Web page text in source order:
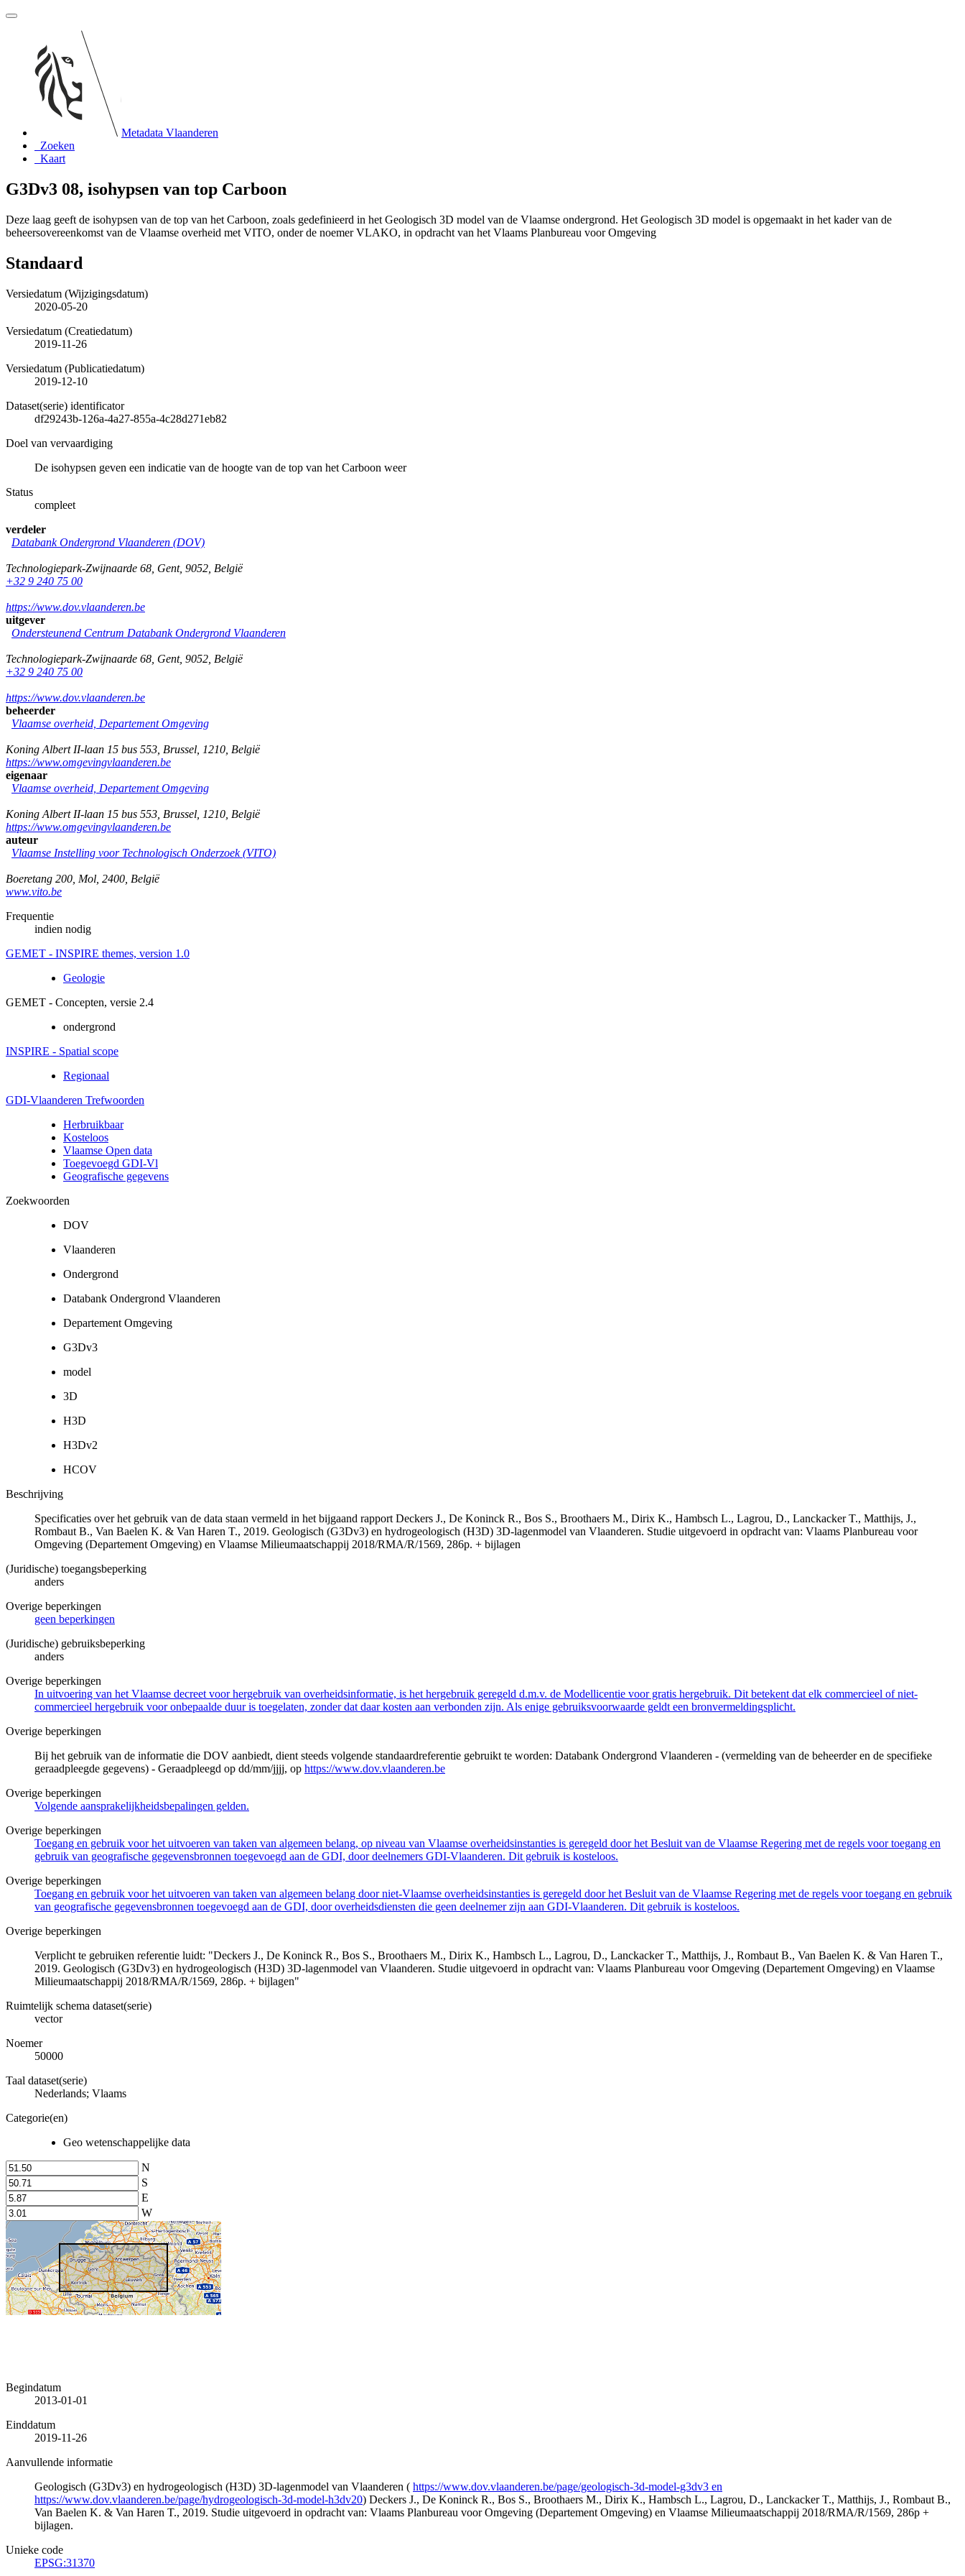
Metadata Vlaanderen
Zoeken
Kaart
G3Dv3 08, isohypsen van top Carboon
Deze laag geeft de isohypsen van de top van het Carboon, zoals gedefinieerd in het Geologisch 3D model van de Vlaamse ondergrond. Het Geologisch 3D model is opgemaakt in het kader van de
beheersovereenkomst van de Vlaamse overheid met VITO, onder de noemer VLAKO, in opdracht van het Vlaams Planbureau voor Omgeving
Standaard
Versiedatum (Wijzigingsdatum)
2020-05-20
Versiedatum (Creatiedatum)
2019-11-26
Versiedatum (Publicatiedatum)
2019-12-10
Dataset(serie) identificator
df29243b-126a-4a27-855a-4c28d271eb82
Doel van vervaardiging
De isohypsen geven een indicatie van de hoogte van de top van het Carboon weer
Status
compleet
verdeler
Databank Ondergrond Vlaanderen (DOV)
Technologiepark-Zwijnaarde 68 Gent, 9052 België
+32 9 240 75 00
https://www.dov.vlaanderen.be
uitgever
Ondersteunend Centrum Databank Ondergrond Vlaanderen
Technologiepark-Zwijnaarde 68 Gent, 9052 België
+32 9 240 75 00
https://www.dov.vlaanderen.be
beheerder
Vlaamse overheid, Departement Omgeving
Koning Albert II-laan 15 bus 553 Brussel 1210 België
https://www.omgevingvlaanderen.be
eigenaar
Vlaamse overheid, Departement Omgeving
Koning Albert II-laan 15 bus 553 Brussel 1210 België
https://www.omgevingvlaanderen.be
auteur
Vlaamse Instelling voor Technologisch Onderzoek (VITO)
Boeretang 200 Mol 2400 België
www.vito.be
Frequentie
indien nodig
GEMET - INSPIRE themes, version 1.0
Geologie
GEMET - Concepten, versie 2.4
ondergrond
INSPIRE - Spatial scope
Regionaal
GDI-Vlaanderen Trefwoorden
Herbruikbaar
Kosteloos
Vlaamse Open data
Toegevoegd GDI-Vl
Geografische gegevens
Zoekwoorden
DOV
Vlaanderen
Ondergrond
Databank Ondergrond Vlaanderen
Departement Omgeving
G3Dv3
model
3D
H3D
H3Dv2
HCOV
Beschrijving
Specificaties over het gebruik van de data staan vermeld in het bijgaand rapport Deckers J., De Koninck R., Bos S., Broothaers M., Dirix K., Hambsch L., Lagrou, D., Lanckacker T., Matthijs, J.,
Rombaut B., Van Baelen K. & Van Haren T., 2019. Geologisch (G3Dv3) en hydrogeologisch (H3D) 3D-lagenmodel van Vlaanderen. Studie uitgevoerd in opdracht van: Vlaams Planbureau voor
Omgeving (Departement Omgeving) en Vlaamse Milieumaatschappij 2018/RMA/R/1569, 286p. + bijlagen
(Juridische) toegangsbeperking
anders
Overige beperkingen
geen beperkingen
(Juridische) gebruiksbeperking
anders
Overige beperkingen
In uitvoering van het Vlaamse decreet voor hergebruik van overheidsinformatie, is het hergebruik geregeld d.m.v. de Modellicentie voor gratis hergebruik. Dit betekent dat elk commercieel of niet-
commercieel hergebruik voor onbepaalde duur is toegelaten, zonder dat daar kosten aan verbonden zijn. Als enige gebruiksvoorwaarde geldt een bronvermeldingsplicht.
Overige beperkingen
Bij het gebruik van de informatie die DOV aanbiedt, dient steeds volgende standaardreferentie gebruikt te worden: Databank Ondergrond Vlaanderen - (vermelding van de beheerder en de specifieke
geraadpleegde gegevens) - Geraadpleegd op dd/mm/jjjj, op https://www.dov.vlaanderen.be
Overige beperkingen
Volgende aansprakelijkheidsbepalingen gelden.
Overige beperkingen
Toegang en gebruik voor het uitvoeren van taken van algemeen belang, op niveau van Vlaamse overheidsinstanties is geregeld door het Besluit van de Vlaamse Regering met de regels voor toegang en
gebruik van geografische gegevensbronnen toegevoegd aan de GDI, door deelnemers GDI-Vlaanderen. Dit gebruik is kosteloos.
Overige beperkingen
Toegang en gebruik voor het uitvoeren van taken van algemeen belang door niet-Vlaamse overheidsinstanties is geregeld door het Besluit van de Vlaamse Regering met de regels voor toegang en gebruik
van geografische gegevensbronnen toegevoegd aan de GDI, door overheidsdiensten die geen deelnemer zijn aan GDI-Vlaanderen. Dit gebruik is kosteloos.
Overige beperkingen
Verplicht te gebruiken referentie luidt: "Deckers J., De Koninck R., Bos S., Broothaers M., Dirix K., Hambsch L., Lagrou, D., Lanckacker T., Matthijs, J., Rombaut B., Van Baelen K. & Van Haren T.,
2019. Geologisch (G3Dv3) en hydrogeologisch (H3D) 3D-lagenmodel van Vlaanderen. Studie uitgevoerd in opdracht van: Vlaams Planbureau voor Omgeving (Departement Omgeving) en Vlaamse
Milieumaatschappij 2018/RMA/R/1569, 286p. + bijlagen"
Ruimtelijk schema dataset(serie)
vector
Noemer
50000
Taal dataset(serie)
Nederlands; Vlaams
Categorie(en)
Geo wetenschappelijke data
N
S
E
W
Begindatum
2013-01-01
Einddatum
2019-11-26
Aanvullende informatie
Geologisch (G3Dv3) en hydrogeologisch (H3D) 3D-lagenmodel van Vlaanderen ( https://www.dov.vlaanderen.be/page/geologisch-3d-model-g3dv3 en
https://www.dov.vlaanderen.be/page/hydrogeologisch-3d-model-h3dv20) Deckers J., De Koninck R., Bos S., Broothaers M., Dirix K., Hambsch L., Lagrou, D., Lanckacker T., Matthijs, J., Rombaut B.,
Van Baelen K. & Van Haren T., 2019. Studie uitgevoerd in opdracht van: Vlaams Planbureau voor Omgeving (Departement Omgeving) en Vlaamse Milieumaatschappij 2018/RMA/R/1569, 286p +
bijlagen.
Unieke code
EPSG:31370